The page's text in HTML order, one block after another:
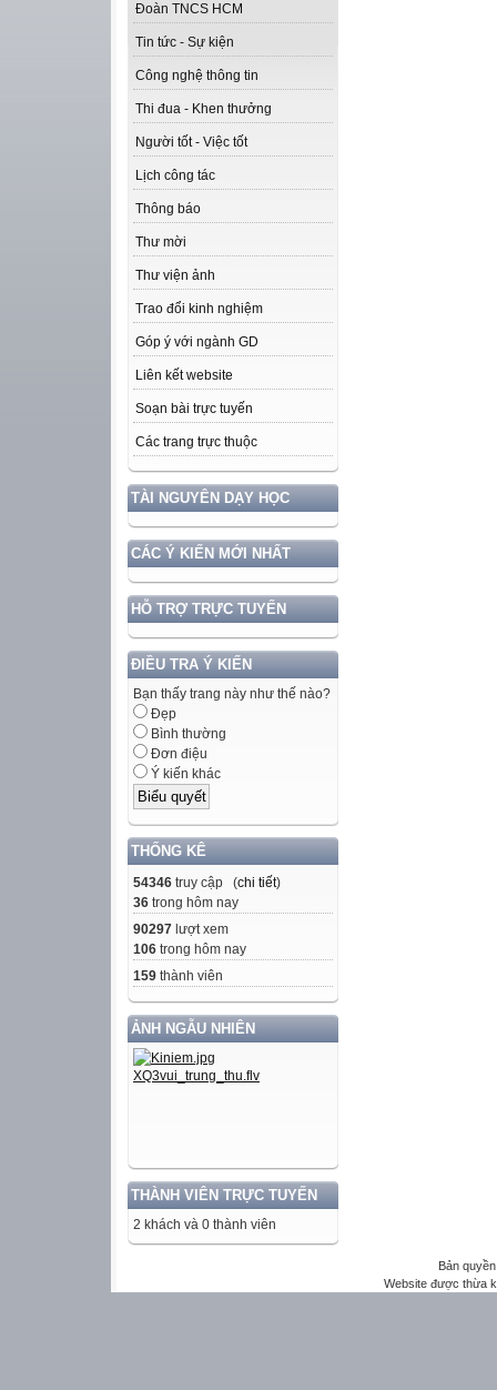
Đoàn TNCS HCM
Tin tức - Sự kiện
Công nghệ thông tin
Thi đua - Khen thưởng
Người tốt - Việc tốt
Lịch công tác
Thông báo
Thư mời
Thư viện ảnh
Trao đổi kinh nghiệm
Góp ý với ngành GD
Liên kết website
Soạn bài trực tuyến
Các trang trực thuộc
TÀI NGUYÊN DẠY HỌC
CÁC Ý KIẾN MỚI NHẤT
HỖ TRỢ TRỰC TUYẾN
ĐIỀU TRA Ý KIẾN
Bạn thấy trang này như thế nào?
Đẹp
Bình thường
Đơn điệu
Ý kiến khác
THỐNG KÊ
54346 truy cập (chi tiết)
36 trong hôm nay
90297 lượt xem
106 trong hôm nay
159 thành viên
ẢNH NGẪU NHIÊN
THÀNH VIÊN TRỰC TUYẾN
2 khách và 0 thành viên
Bản
Website được thừa